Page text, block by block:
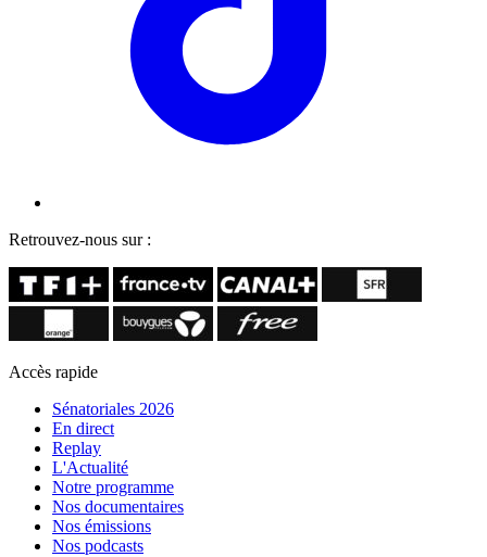
Retrouvez-nous sur :
Accès rapide
Sénatoriales 2026
En direct
Replay
L'Actualité
Notre programme
Nos documentaires
Nos émissions
Nos podcasts